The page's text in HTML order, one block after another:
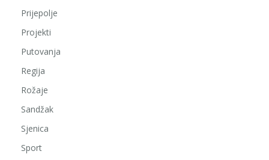
Prijepolje
Projekti
Putovanja
Regija
Rožaje
Sandžak
Sjenica
Sport